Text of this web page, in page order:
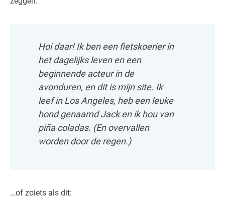
Hoi daar! Ik ben een fietskoerier in
het dagelijks leven en een
beginnende acteur in de
avonduren, en dit is mijn site. Ik
leef in Los Angeles, heb een leuke
hond genaamd Jack en ik hou van
piña coladas. (En overvallen
worden door de regen.)
…of zoiets als dit: